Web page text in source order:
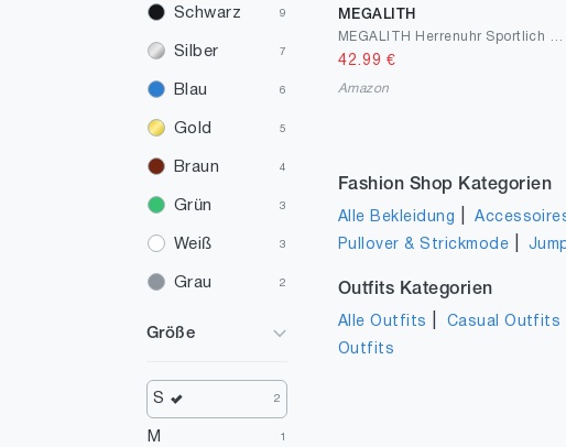
Schwarz 9
Silber 7
Blau 6
Gold 5
Braun 4
Grün 3
Weiß 3
Grau 2
Größe
S 2
M 1
MEGALITH
42.99 €
Amazon
Fashion Shop Kategorien
Alle Bekleidung |
Pullover & Strickmode |
Outfits Kategorien
Alle Outfits Casual Outfits
Outfits